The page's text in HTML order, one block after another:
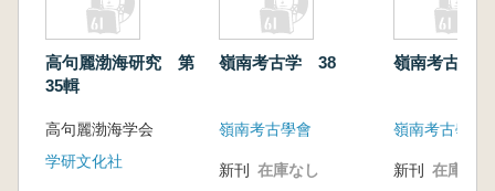
高句麗渤海研究 第
35輯
高句麗渤海学会
学研文化社
嶺南考古学 38
嶺南考古學會
新刊 在庫なし
嶺南考古學
嶺南考古學會
新刊 在庫なし